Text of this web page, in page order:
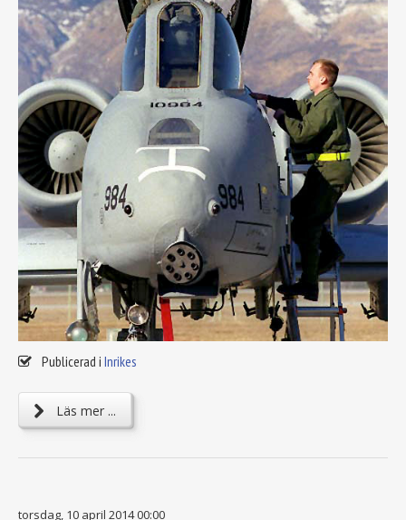
Publicerad i Inrikes
Läs mer ...
torsdag, 10 april 2014 00:00